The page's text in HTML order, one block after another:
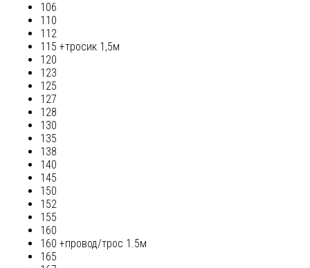
106
110
112
115 +тросик 1,5м
120
123
125
127
128
130
135
138
140
145
150
152
155
160
160 +провод/трос 1.5м
165